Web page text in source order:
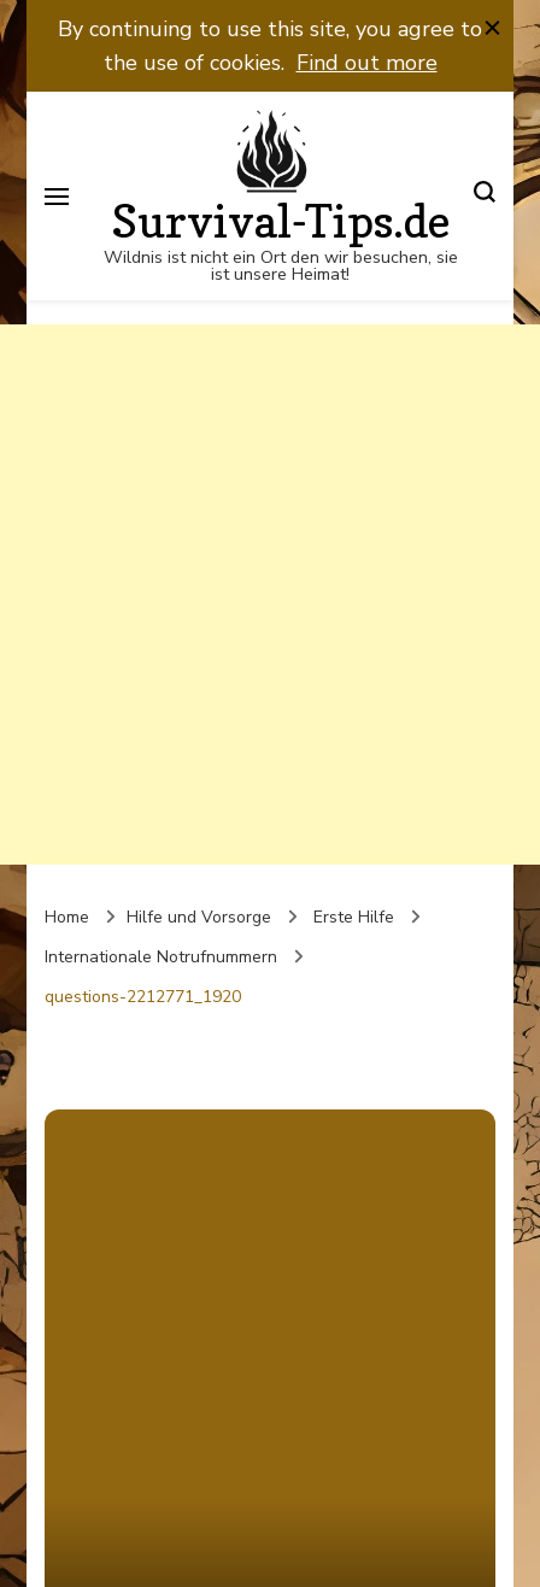
Wildnis ist nicht ein Ort den wir
besuchen, sie ist unsere Heimat!
By continuing to use this site, you agree to
the use of cookies. Find out more
Survival-Tips.de
Wildnis ist nicht ein Ort den wir besuchen, sie
ist unsere Heimat!
Home Hilfe und Vorsorge
Erste Hilfe
Internationale Notrufnummern
questions-2212771_1920